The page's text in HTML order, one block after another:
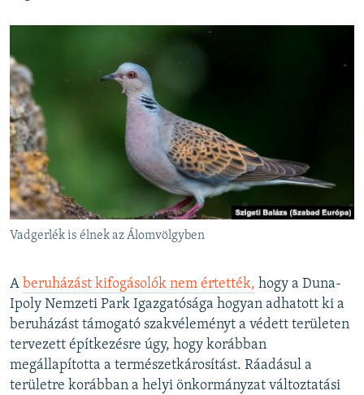
Vadgerlék is élnek az Álomvölgyben
A beruházást kifogásolók nem értették, hogy a Duna-
Ipoly Nemzeti Park Igazgatósága hogyan adhatott ki a
beruházást támogató szakvéleményt a védett területen
tervezett építkezésre úgy, hogy korábban
megállapította a természetkárosítást. Ráadásul a
területre korábban a helyi önkormányzat változtatási